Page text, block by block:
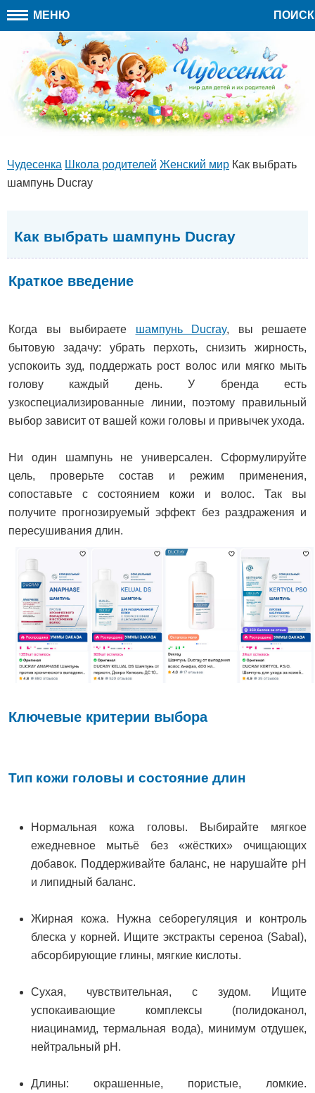
МЕНЮ ПОИСК
Чудесенка Школа родителей Женский мир Как выбрать
шампунь Ducray
Как выбрать шампунь Ducray
Краткое введение
Когда вы выбираете шампунь Ducray, вы решаете
бытовую задачу: убрать перхоть, снизить жирность,
успокоить зуд, поддержать рост волос или мягко мыть
голову каждый день. У бренда есть
узкоспециализированные линии, поэтому правильный
выбор зависит от вашей кожи головы и привычек ухода.
Ни один шампунь не универсален. Сформулируйте
цель, проверьте состав и режим применения,
сопоставьте с состоянием кожи и волос. Так вы
получите прогнозируемый эффект без раздражения и
пересушивания длин.
Ключевые критерии выбора
Тип кожи головы и состояние длин
Нормальная кожа головы. Выбирайте мягкое
ежедневное мытьё без «жёстких» очищающих
добавок. Поддерживайте баланс, не нарушайте pH
и липидный баланс.
Жирная кожа. Нужна себорегуляция и контроль
блеска у корней. Ищите экстракты сереноа (Sabal),
абсорбирующие глины, мягкие кислоты.
Сухая, чувствительная, с зудом. Ищите
успокаивающие комплексы (полидоканол,
ниацинамид, термальная вода), минимум отдушек,
нейтральный pH.
Длины: окрашенные, пористые, ломкие.